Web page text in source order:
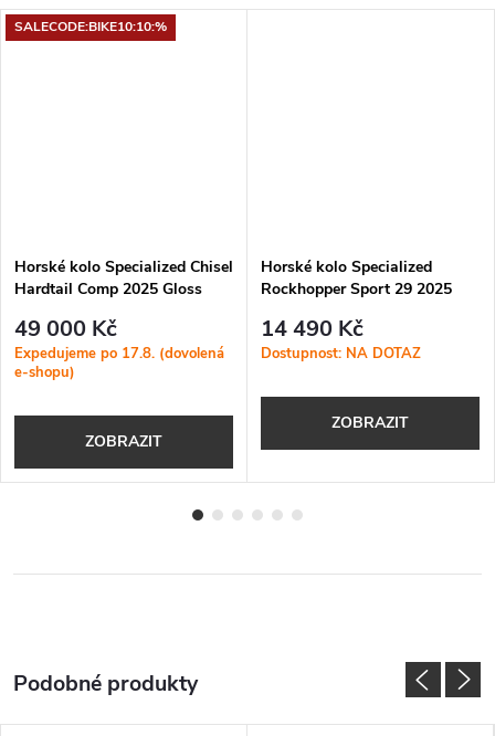
SALECODE:BIKE10:10:%
Horské kolo Specialized Chisel
Hardtail Comp 2025 Gloss
49 000 Kč
Expedujeme po 17.8. (dovolená
e-shopu)
ZOBRAZIT
Horské kolo Specialized
Rockhopper Sport 29 2025
White
14 490 Kč
Dostupnost: NA DOTAZ
ZOBRAZIT